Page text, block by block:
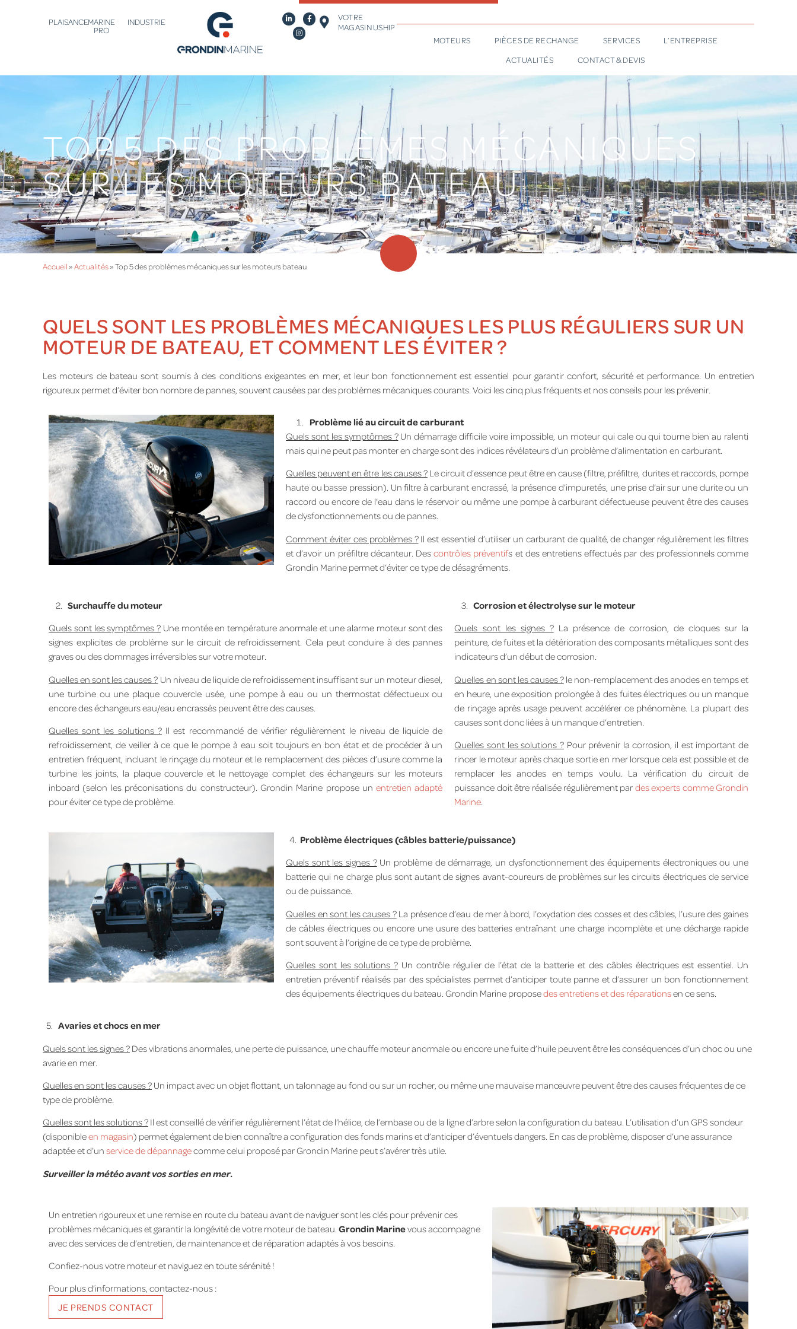
PLAISANCEMARINE
PRO
INDUSTRIE
VOTRE
MAGASIN USHIP
MOTEURS
PIÈCES DE RECHANGE SERVICES
L’ENTREPRISE
ACTUALITÉS
CONTACT & DEVIS
TOP 5 DES PROBLÈMES MÉCANIQUES
SUR LES MOTEURS BATEAU
Accueil»Actualités»Top 5 des problèmes mécaniques sur les moteurs bateau
QUELS SONT LES PROBLÈMES MÉCANIQUES LES PLUS RÉGULIERS SUR UN
MOTEUR DE BATEAU, ET COMMENT LES ÉVITER ?
Les moteurs de bateau sont soumis à des conditions exigeantes en mer, et leur bon fonctionnement est essentiel pour garantir confort, sécurité et performance. Un entretien
rigoureux permet d’éviter bon nombre de pannes, souvent causées par des problèmes mécaniques courants. Voici les cinq plus fréquents et nos conseils pour les prévenir.
Problème lié au circuit de carburant
Quels sont les symptômes ?Un démarrage difficile voire impossible, un moteur qui cale ou qui tourne bien au ralenti
mais qui ne peut pas monter en charge sont des indices révélateurs d’un problème d’alimentation en carburant.
Quelles peuvent en être les causes ?Le circuit d’essence peut être en cause (filtre, préfiltre, durites et raccords, pompe
haute ou basse pression). Un filtre à carburant encrassé, la présence d’impuretés, une prise d’air sur une durite ou un
raccord ou encore de l’eau dans le réservoir ou même une pompe à carburant défectueuse peuvent être des causes
de dysfonctionnements ou de pannes.
Comment éviter ces problèmes ?Il est essentiel d’utiliser un carburant de qualité, de changer régulièrement les filtres
et d’avoir un préfiltre décanteur. Descontrôles préventifs et des entretiens effectués par des professionnels comme
Grondin Marine permet d’éviter ce type de désagréments.
2. Surchauffe du moteur
Quels sont les symptômes ? Une montée en température anormale et une alarme moteur sont des
signes explicites de problème sur le circuit de refroidissement. Cela peut conduire à des pannes
graves ou des dommages irréversibles sur votre moteur.
Quelles en sont les causes ? Un niveau de liquide de refroidissement insuffisant sur un moteur diesel,
une turbine ou une plaque couvercle usée, une pompe à eau ou un thermostat défectueux ou
encore des échangeurs eau/eau encrassés peuvent être des causes.
Quelles sont les solutions ?Il est recommandé de vérifier régulièrement le niveau de liquide de
refroidissement, de veiller à ce que le pompe à eau soit toujours en bon état et de procéder à un
entretien fréquent, incluant le rinçage du moteur et le remplacement des pièces d’usure comme la
turbine les joints, la plaque couvercle et le nettoyage complet des échangeurs sur les moteurs
inboard (selon les préconisations du constructeur). Grondin Marine propose unentretien adapté
pour éviter ce type de problème.
3. Corrosion et électrolyse sur le moteur
Quels sont les signes ?La présence de corrosion, de cloques sur la
peinture, de fuites et la détérioration des composants métalliques sont des
indicateurs d’un début de corrosion.
Quelles en sont les causes ?le non-remplacement des anodes en temps et
en heure, une exposition prolongée à des fuites électriques ou un manque
de rinçage après usage peuvent accélérer ce phénomène. La plupart des
causes sont donc liées à un manque d’entretien.
Quelles sont les solutions ?Pour prévenir la corrosion, il est important de
rincer le moteur après chaque sortie en mer lorsque cela est possible et de
remplacer les anodes en temps voulu. La vérification du circuit de
puissance doit être réalisée régulièrement par des experts comme Grondin
Marine
4. Problème électriques (câbles batterie/puissance)
Quels sont les signes ?Un problème de démarrage, un dysfonctionnement des équipements électroniques ou une
batterie qui ne charge plus sont autant de signes avant-coureurs de problèmes sur les circuits électriques de service
ou de puissance.
Quelles en sont les causes ?La présence d’eau de mer à bord, l’oxydation des cosses et des câbles, l’usure des gaines
de câbles électriques ou encore une usure des batteries entraînant une charge incomplète et une décharge rapide
sont souvent à l’origine de ce type de problème.
Quelles sont les solutions ? Un contrôle régulier de l’état de la batterie et des câbles électriques est essentiel. Un
entretien préventif réalisés par des spécialistes permet d’anticiper toute panne et d’assurer un bon fonctionnement
des équipements électriques du bateau. Grondin Marine proposedes entretiens et des réparationsen ce sens.
5. Avaries et chocs en mer
Quels sont les signes ? Des vibrations anormales, une perte de puissance, une chauffe moteur anormale ou encore une fuite d’huile peuvent être les conséquences d’un choc ou une
avarie en mer.
Quelles en sont les causes ? Un impact avec un objet flottant, un talonnage au fond ou sur un rocher, ou même une mauvaise manœuvre peuvent être des causes fréquentes de ce
type de problème.
Quelles sont les solutions ? Il est conseillé de vérifier régulièrement l’état de l’hélice, de l’embase ou de la ligne d’arbre selon la configuration du bateau. L’utilisation d’un GPS sondeur
(disponibleen magasin) permet également de bien connaître a configuration des fonds marins et d’anticiper d’éventuels dangers. En cas de problème, disposer d’une assurance
adaptée et d’un service de dépannagecomme celui proposé par Grondin Marine peut s’avérer très utile.
Surveiller la météo avant vos sorties en mer.
Un entretien rigoureux et une remise en route du bateau avant de naviguer sont les clés pour prévenir ces
problèmes mécaniques et garantir la longévité de votre moteur de bateau. Grondin Marinevous accompagne
avec des services de d’entretien, de maintenance et de réparation adaptés à vos besoins.
Confiez-nous votre moteur et naviguez en toute sérénité !
Pour plus d’informations, contactez-nous :
JE PRENDS CONTACT